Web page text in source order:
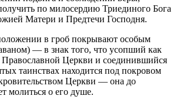
по милосердию Триединого Бога
Матери и Предтечи Господня.
в гроб покрывают особым
— в знак того, что усопший как
Церкви и соединившийся
таинствах находится под покровом
Церкви — она до
молиться о его душе.